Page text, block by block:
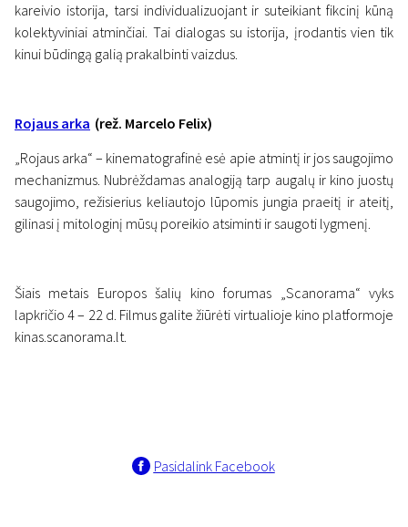
kareivio istorija, tarsi individualizuojant ir suteikiant fikcinį kūną
kolektyviniai atminčiai. Tai dialogas su istorija, įrodantis vien tik
kinui būdingą galią prakalbinti vaizdus.
Rojaus arka (rež. Marcelo Felix)
„Rojaus arka“ – kinematografinė esė apie atmintį ir jos saugojimo
mechanizmus. Nubrėždamas analogiją tarp augalų ir kino juostų
saugojimo, režisierius keliautojo lūpomis jungia praeitį ir ateitį,
gilinasi į mitologinį mūsų poreikio atsiminti ir saugoti lygmenį.
Šiais metais Europos šalių kino forumas „Scanorama“ vyks
lapkričio 4 – 22 d. Filmus galite žiūrėti virtualioje kino platformoje
kinas.scanorama.lt.
Pasidalink Facebook